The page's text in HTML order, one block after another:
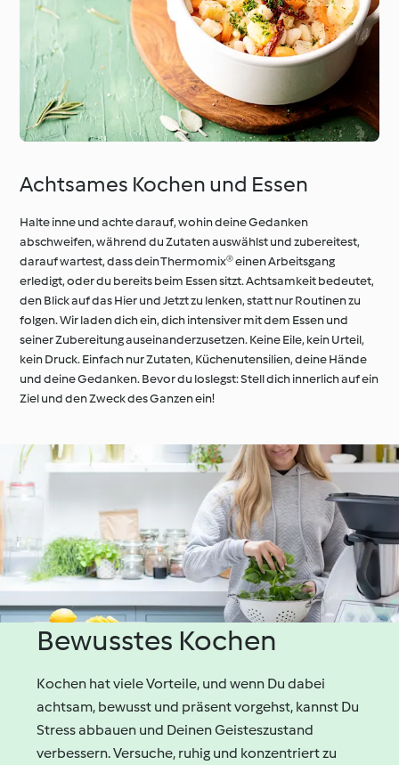
Achtsames Kochen und Essen
Halte inne und achte darauf, wohin deine Gedanken
abschweifen, während du Zutaten auswählst und zubereitest,
darauf wartest, dass dein Thermomix® einen Arbeitsgang
erledigt, oder du bereits beim Essen sitzt. Achtsamkeit bedeutet,
den Blick auf das Hier und Jetzt zu lenken, statt nur Routinen zu
folgen. Wir laden dich ein, dich intensiver mit dem Essen und
seiner Zubereitung auseinanderzusetzen. Keine Eile, kein Urteil,
kein Druck. Einfach nur Zutaten, Küchenutensilien, deine Hände
und deine Gedanken. Bevor du loslegst: Stell dich innerlich auf ein
Ziel und den Zweck des Ganzen ein!
Bewusstes Kochen
Kochen hat viele Vorteile, und wenn Du dabei
achtsam, bewusst und präsent vorgehst, kannst Du
Stress abbauen und Deinen Geisteszustand
verbessern. Versuche, ruhig und konzentriert zu